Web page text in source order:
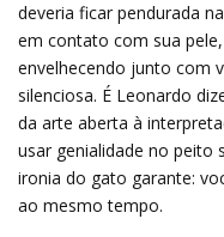
deveria ficar pendurada
em contato com sua
envelhecendo junto com
silenciosa. É Leonardo
da arte aberta à
usar genialidade no peito
ironia do gato garante:
ao mesmo tempo.